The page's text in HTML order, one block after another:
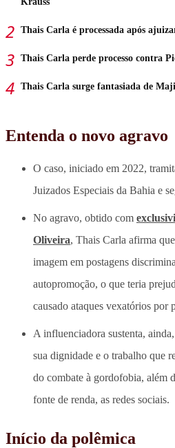
Thais Carla é processada após
Thais Carla perde processo contra
Thais Carla surge fantasiada de
Entenda o novo agravo
O caso, iniciado em 2022,
Juizados Especiais da Bahia e
No agravo, obtido com
Oliveira, Thais Carla afirma
imagem em postagens
autopromoção, o que teria
causado ataques vexatórios por
A influenciadora sustenta,
sua dignidade e o trabalho que
do combate à gordofobia, além
fonte de renda, as redes sociais.
Início da polêmica